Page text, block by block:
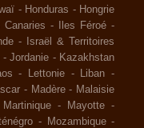
- Honduras - Hongrie
Canaries - Iles Féroé -
-
Israël & Territoires
- Jordanie - Kazakhstan
- Lettonie - Liban -
- Madère - Malaisie
Martinique - Mayotte -
- Mozambique -